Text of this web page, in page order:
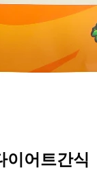
이어트간식